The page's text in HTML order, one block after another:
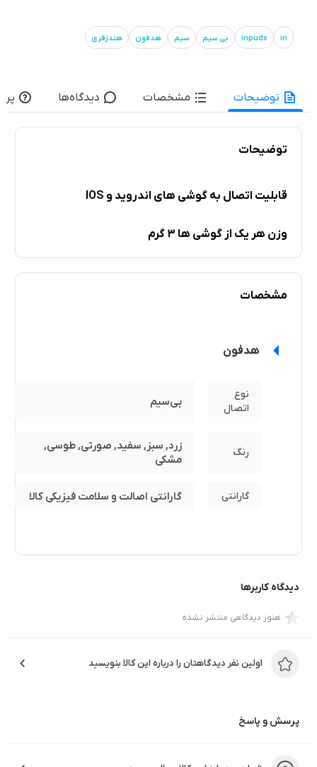
in
inpuds بی سیم سیم هدفون هندزفری
توضیحات مشخصات دیدگاه‌ها
توضیحات
قابلیت اتصال به گوشی های اندروید و IOS
وزن هر یک از گوشی ها ۳ گرم
دارای کنترلر لمسی رو گوشی ها
اقلام همراه هدفون : کابل شارژ دفترچه راهنما کیس
هندزفری Inpods 12
مشخصات
هدفون
نوع
اتصال
بی‌سیم
رنگ
زرد, سبز, سفید, صورتی, طوسی,
مشکی
گارانتی گارانتی اصالت و سلامت فیزیکی کالا
دیدگاه کاربرها
هنوز دیدگاهی منتشر نشده
اولین نفر دیدگاهتان را درباره این کالا بنویسید
پرسش و پاسخ